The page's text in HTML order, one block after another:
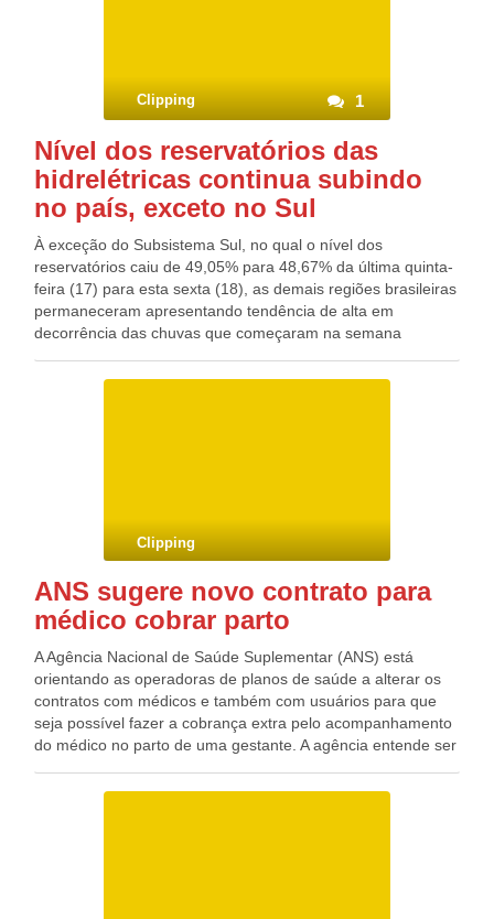
Clipping 1
Nível dos reservatórios das
hidrelétricas continua subindo
no país, exceto no Sul
À exceção do Subsistema Sul, no qual o nível dos
reservatórios caiu de 49,05% para 48,67% da última quinta-
feira (17) para esta sexta (18), as demais regiões brasileiras
permaneceram apresentando tendência de alta em
decorrência das chuvas que começaram na semana
baixo nível dos reservatórios das usinas hidrelétricas, o
Clipping
ANS sugere novo contrato para
médico cobrar parto
A Agência Nacional de Saúde Suplementar (ANS) está
orientando as operadoras de planos de saúde a alterar os
contratos com médicos e também com usuários para que
seja possível fazer a cobrança extra pelo acompanhamento
do médico no parto de uma gestante. A agência entende ser
do Conselho Federal de Medicina (CFM) decidiu liberar a